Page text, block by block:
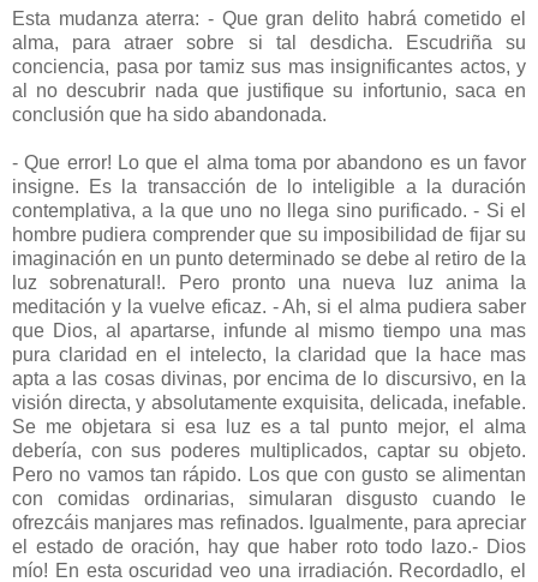
Esta mudanza aterra: - Que gran delito habrá cometido el
alma, para atraer sobre si tal desdicha. Escudriña su
conciencia, pasa por tamiz sus mas insignificantes actos, y
al no descubrir nada que justifique su infortunio, saca en
conclusión que ha sido abandonada.
- Que error! Lo que el alma toma por abandono es un favor
insigne. Es la transacción de lo inteligible a la duración
contemplativa, a la que uno no llega sino purificado. - Si el
hombre pudiera comprender que su imposibilidad de fijar su
imaginación en un punto determinado se debe al retiro de la
luz sobrenatural!. Pero pronto una nueva luz anima la
meditación y la vuelve eficaz. - Ah, si el alma pudiera saber
que Dios, al apartarse, infunde al mismo tiempo una mas
pura claridad en el intelecto, la claridad que la hace mas
apta a las cosas divinas, por encima de lo discursivo, en la
visión directa, y absolutamente exquisita, delicada, inefable.
Se me objetara si esa luz es a tal punto mejor, el alma
debería, con sus poderes multiplicados, captar su objeto.
Pero no vamos tan rápido. Los que con gusto se alimentan
con comidas ordinarias, simularan disgusto cuando le
ofrezcáis manjares mas refinados. Igualmente, para apreciar
el estado de oración, hay que haber roto todo lazo.- Dios
mío! En esta oscuridad veo una irradiación. Recordadlo, el